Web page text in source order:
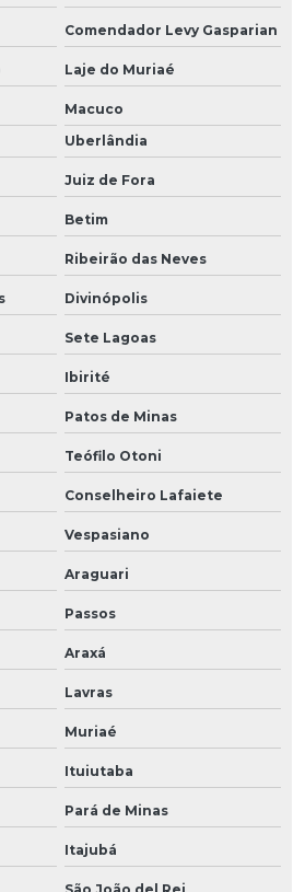
Comendador Levy Gasparian
Laje do Muriaé
Macuco
Uberlândia
Juiz de Fora
Betim
Ribeirão das Neves
Divinópolis
Sete Lagoas
Ibirité
Patos de Minas
Teófilo Otoni
Conselheiro Lafaiete
Vespasiano
Araguari
Passos
Araxá
Lavras
Muriaé
Ituiutaba
Pará de Minas
Itajubá